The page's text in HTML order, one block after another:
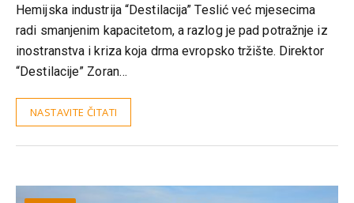
Hemijska industrija “Destilacija” Teslić već mjesecima
radi smanjenim kapacitetom, a razlog je pad potražnje iz
inostranstva i kriza koja drma evropsko tržište. Direktor
“Destilacije” Zoran…
NASTAVITE ČITATI